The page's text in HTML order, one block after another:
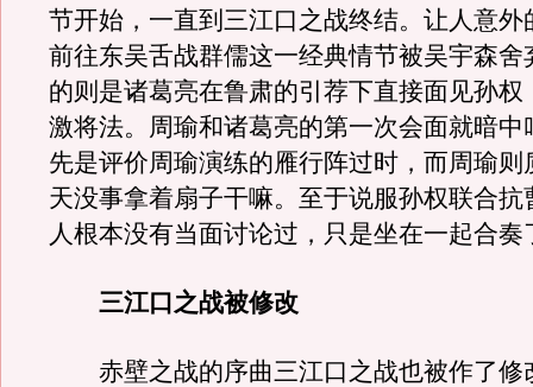
节开始，一直到三江口之战终结。让人意外
前往东吴舌战群儒这一经典情节被吴宇森舍
的则是诸葛亮在鲁肃的引荐下直接面见孙权
激将法。周瑜和诸葛亮的第一次会面就暗中
先是评价周瑜演练的雁行阵过时，而周瑜则
天没事拿着扇子干嘛。至于说服孙权联合抗
人根本没有当面讨论过，只是坐在一起合奏
三江口之战被修改
赤壁之战的序曲三江口之战也被作了修